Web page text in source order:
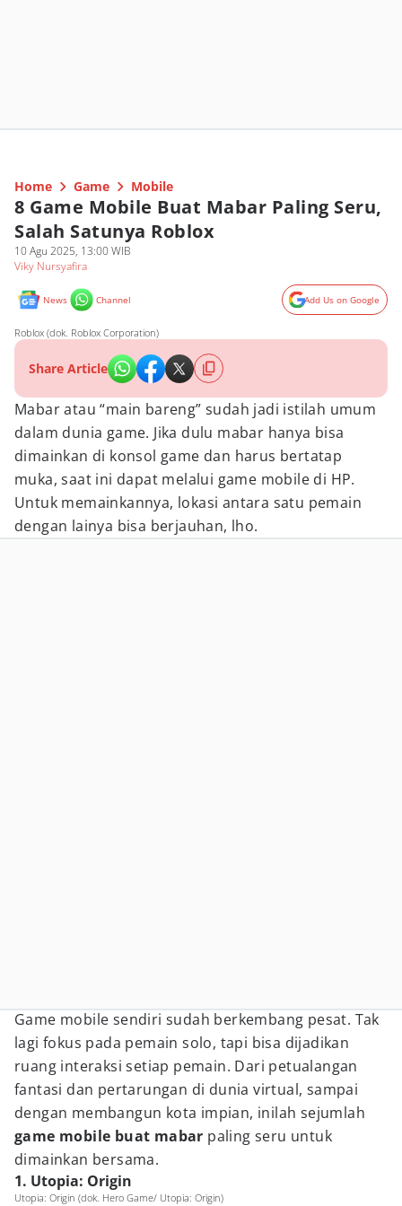
Home Game Mobile
8 Game Mobile Buat Mabar Paling Seru,
Salah Satunya Roblox
10 Agu 2025, 13:00 WIB
Viky Nursyafira
News Channel Add Us on Google
Roblox (dok. Roblox Corporation)
Share Article
Mabar atau “main bareng” sudah jadi istilah umum
dalam dunia game. Jika dulu mabar hanya bisa
dimainkan di konsol game dan harus bertatap
muka, saat ini dapat melalui game mobile di HP.
Untuk memainkannya, lokasi antara satu pemain
dengan lainya bisa berjauhan, lho.
Game mobile sendiri sudah berkembang pesat. Tak
lagi fokus pada pemain solo, tapi bisa dijadikan
ruang interaksi setiap pemain. Dari petualangan
fantasi dan pertarungan di dunia virtual, sampai
dengan membangun kota impian, inilah sejumlah
game mobile buat mabar paling seru untuk
dimainkan bersama.
1. Utopia: Origin
Utopia: Origin (dok. Hero Game/ Utopia: Origin)